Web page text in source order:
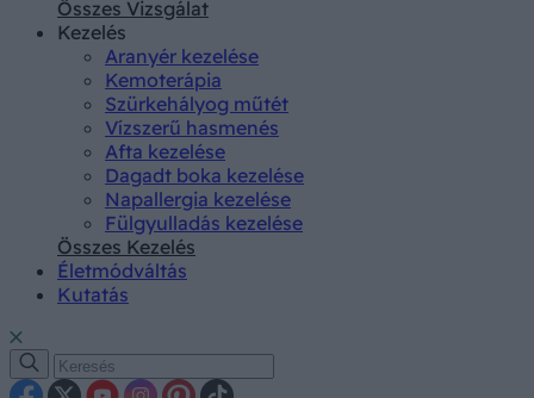
Összes Vizsgálat
Kezelés
Aranyér kezelése
Kemoterápia
Szürkehályog műtét
Vízszerű hasmenés
Afta kezelése
Dagadt boka kezelése
Napallergia kezelése
Fülgyulladás kezelése
Összes Kezelés
Életmódváltás
Kutatás